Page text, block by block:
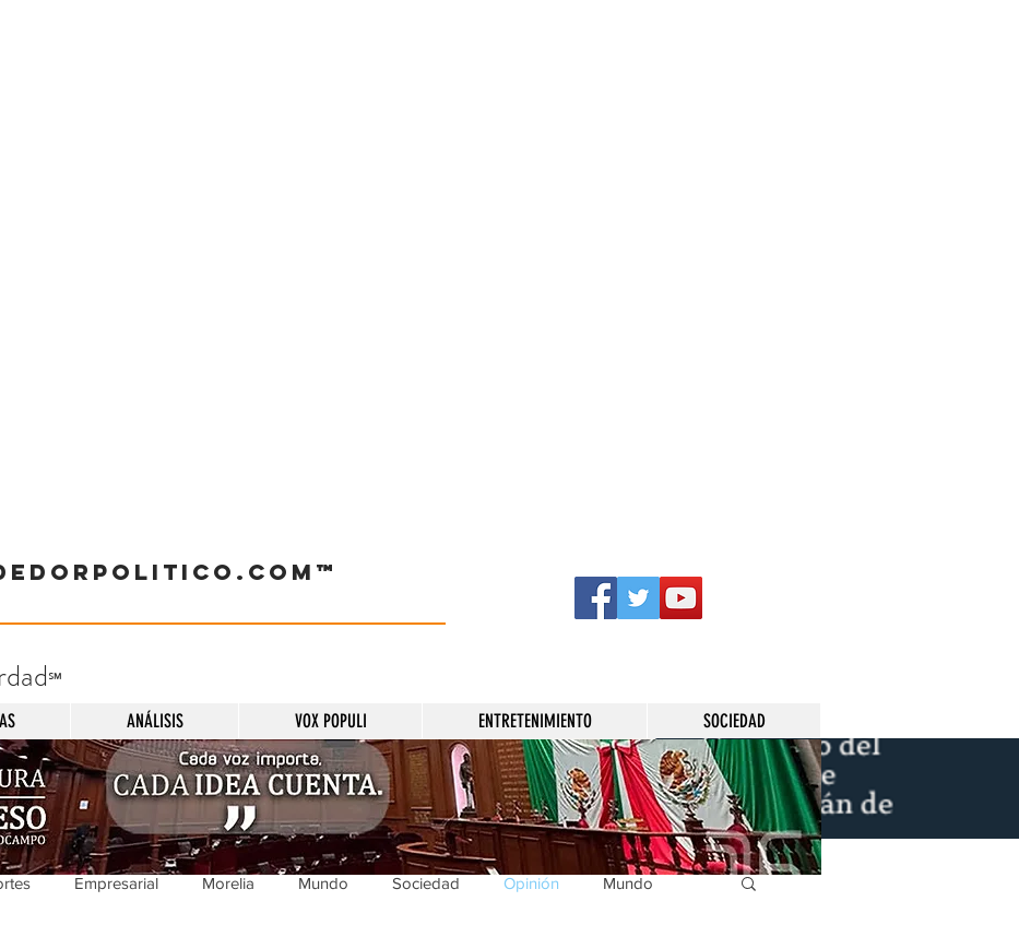
℠
ANÁLISIS VOX POPULI ENTRETENIMIENTO SOCIEDAD
Empresarial Morelia Mundo Sociedad Opinión Mundo